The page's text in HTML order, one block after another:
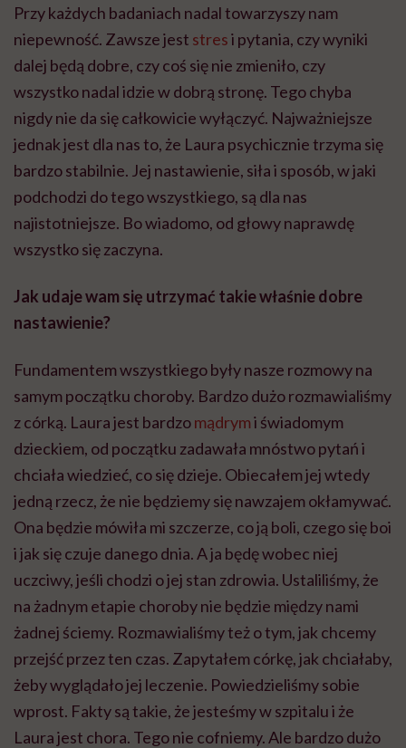
Przy każdych badaniach nadal towarzyszy nam
niepewność. Zawsze jest stresi pytania, czy wyniki
dalej będą dobre, czy coś się nie zmieniło, czy
wszystko nadal idzie w dobrą stronę. Tego chyba
nigdy nie da się całkowicie wyłączyć. Najważniejsze
jednak jest dla nas to, że Laura psychicznie trzyma się
bardzo stabilnie. Jej nastawienie, siła i sposób, w jaki
podchodzi do tego wszystkiego, są dla nas
najistotniejsze. Bo wiadomo, od głowy naprawdę
wszystko się zaczyna.
Jak udaje wam się utrzymać takie właśnie dobre
nastawienie?
Fundamentem wszystkiego były nasze rozmowy na
samym początku choroby. Bardzo dużo rozmawialiśmy
z córką. Laura jest bardzomądrymi świadomym
dzieckiem, od początku zadawała mnóstwo pytań i
chciała wiedzieć, co się dzieje. Obiecałem jej wtedy
jedną rzecz, że nie będziemy się nawzajem okłamywać.
Ona będzie mówiła mi szczerze, co ją boli, czego się boi
i jak się czuje danego dnia. A ja będę wobec niej
uczciwy, jeśli chodzi o jej stan zdrowia. Ustaliliśmy, że
na żadnym etapie choroby nie będzie między nami
żadnej ściemy. Rozmawialiśmy też o tym, jak chcemy
przejść przez ten czas. Zapytałem córkę, jak chciałaby,
żeby wyglądało jej leczenie. Powiedzieliśmy sobie
wprost. Fakty są takie, że jesteśmy w szpitalu i że
Laura jest chora. Tego nie cofniemy. Ale bardzo dużo